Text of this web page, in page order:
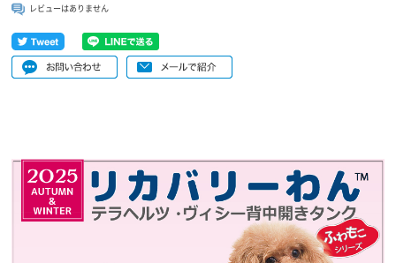
レビューはありません